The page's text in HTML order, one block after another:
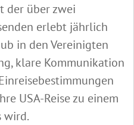
der über zwei
erlebt jährlich
in den Vereinigten
klare Kommunikation
USA-Reise zu einem
wird.